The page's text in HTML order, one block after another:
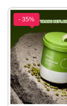
- 35%